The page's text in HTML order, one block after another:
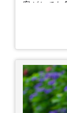
客がとても
器を購入⇒
へ。 江ノ島は時
イは白にフ
中１次男が
お昼を食べ
し巻き卵は
のハスは時
うなぁ。 それでは、皆さん、梅雨冷えの日もござ